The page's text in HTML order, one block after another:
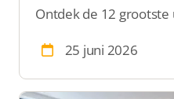
Ontdek de 12 grootste
praktische oplossingen.
25 juni 2026